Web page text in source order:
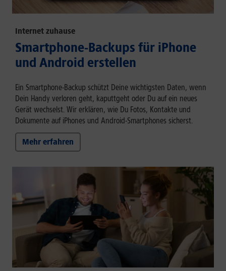
Internet zuhause
Smartphone-Backups für iPhone
und Android erstellen
Ein Smartphone-Backup schützt Deine wichtigsten Daten, wenn
Dein Handy verloren geht, kaputtgeht oder Du auf ein neues
Gerät wechselst. Wir erklären, wie Du Fotos, Kontakte und
Dokumente auf iPhones und Android-Smartphones sicherst.
Mehr erfahren